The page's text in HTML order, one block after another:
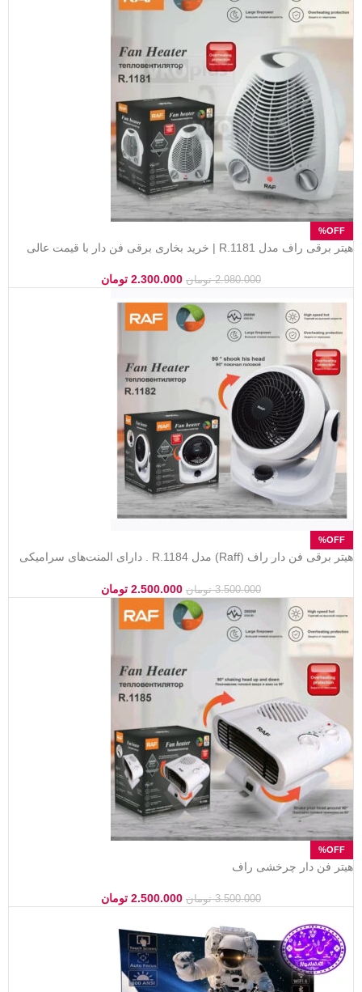
هیتر برقی راف مدل R.1181 | خرید بخاری برقی فن دار با قیمت عالی
2.980.000 تومان 2.300.000 تومان
هیتر برقی فن دار راف (Raff) مدل R.1184 . دارای المنت‌های سرامیکی
3.500.000 تومان 2.500.000 تومان
هیتر فن دار چرخشی راف
3.500.000 تومان 2.500.000 تومان